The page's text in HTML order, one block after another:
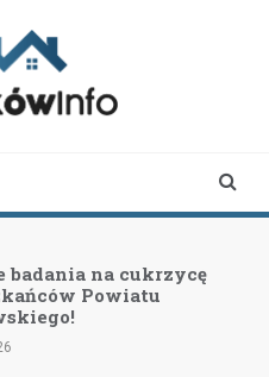
badania na cukrzycę
Powiatu